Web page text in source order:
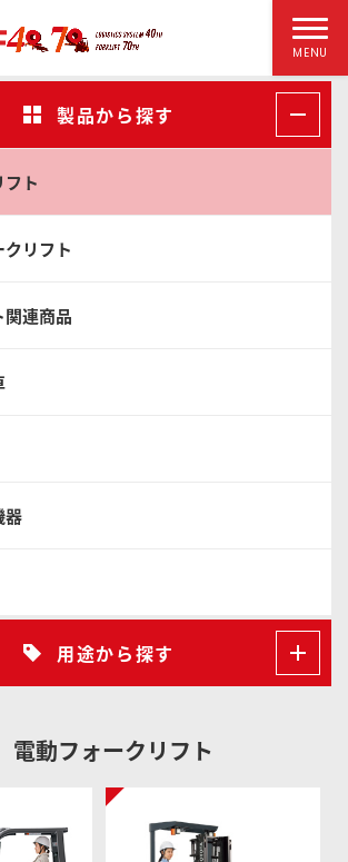
MENU
製品から探す
ト
リフト
関連商品
器
用途から探す
電動フォークリフト